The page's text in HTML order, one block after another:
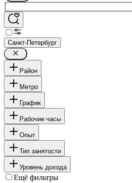
Санкт-Петербург
Район
Метро
График
Рабочие часы
Опыт
Тип занятости
Уровень дохода
Ещё фильтры